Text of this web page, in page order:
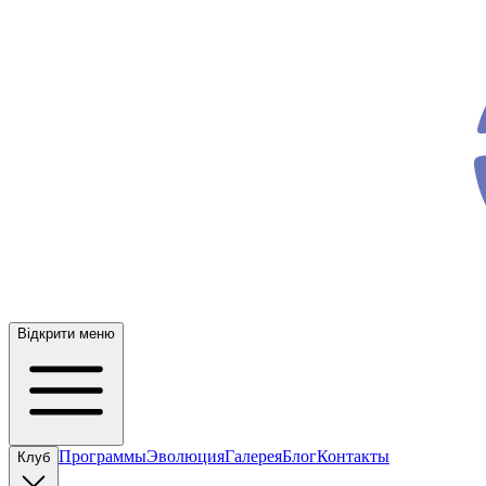
Відкрити меню
Клуб ПрограммыЭволюцияГалереяБлогКонтакты